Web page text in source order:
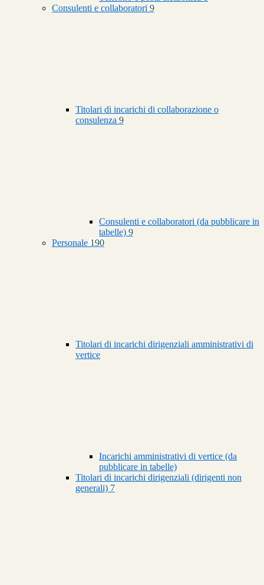
Consulenti e collaboratori 9
Titolari di incarichi di collaborazione o
consulenza 9
Consulenti e collaboratori (da pubblicare in
tabelle) 9
Personale 190
Titolari di incarichi dirigenziali amministrativi di
vertice
Incarichi amministrativi di vertice (da
pubblicare in tabelle)
Titolari di incarichi dirigenziali (dirigenti non
generali) 7